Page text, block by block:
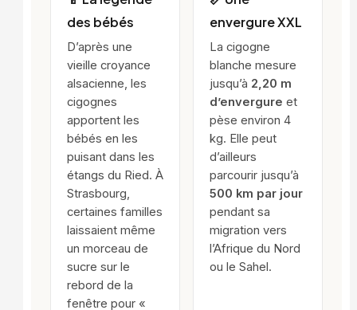
des bébés
D’après une
vieille croyance
alsacienne, les
cigognes
apportent les
bébés en les
puisant dans les
étangs du Ried. À
Strasbourg,
certaines familles
laissaient même
un morceau de
sucre sur le
rebord de la
fenêtre pour «
envergure XXL
La cigogne
blanche mesure
jusqu’à 2,20 m
d’envergure et
pèse environ 4
kg. Elle peut
d’ailleurs
parcourir jusqu’à
500 km par jour
pendant sa
migration vers
l’Afrique du Nord
ou le Sahel.